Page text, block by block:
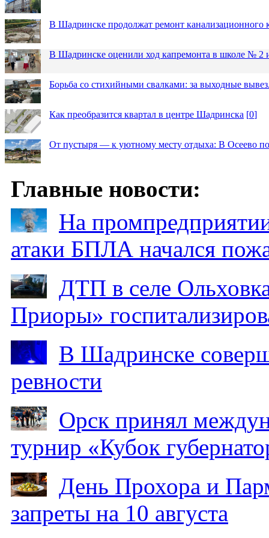
В Шадринске продолжат ремонт канализационного
В Шадринске оценили ход капремонта в школе № 2
Борьба со стихийными свалками: за выходные
Как преобразится квартал в центре Шадринска [0]
От пустыря — к уютному месту отдыха: В Осеево
Главные новости:
На
атаки БПЛА начался
ДТП в селе
Приоры»
В Шадринске
ревности
Орск принял
турнир «Кубок
День Прохора и
запреты на 10 августа